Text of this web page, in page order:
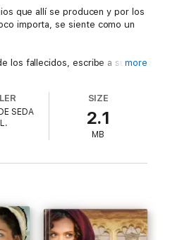
que allí se producen y por los
importa, se siente como un
los fallecidos, escribe a sus
Pero la atracción crece entre
more
SEDA
SIZE
2.1
MB